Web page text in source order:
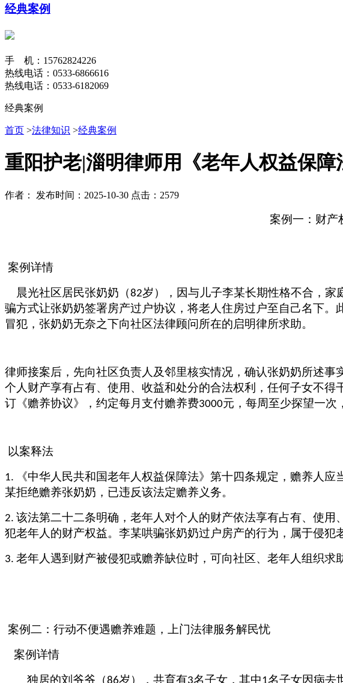
经典案例
手 机：15762824226
热线电话：0533-6866616
热线电话：0533-6182069
经典案例
首页 >法律知识 >经典案例
重阳护老|淄明律师用《老年人权益保
作者： 发布时间：2025-10-30 点击：2579
案例一：财产
案例详情
晨光社区居民张奶奶（82岁），因与儿子李某长期性格不合，家
骗方式让张奶奶签署房产过户协议，将老人住房过户至自己名下
冒犯，张奶奶无奈之下向社区法律顾问所在的启明律所求助。
律师接案后，先向社区负责人及邻里核实情况，确认张奶奶所述
个人财产享有占有、使用、收益和处分的合法权利，任何子女不
订《赡养协议》，约定每月支付赡养费3000元，每周至少探望一次
以案释法
1.
《中华人民共和国老年人权益保障法》第十四条规定，赡养人
某拒绝赡养张奶奶，已违反该法定赡养义务。
2. 该法第二十二条明确，老年人对个人的财产依法享有占有、使
犯老年人的财产权益。李某哄骗张奶奶过户房产的行为，属于侵犯
3. 老年人遇到财产被侵犯或赡养缺位时，可向社区、老年人组织求
案例二：行动不便遇赡养难题，上门法律服务解民忧
案例详情
独居的刘爷爷（
岁），共育有 名子女，其中 名子女因病去